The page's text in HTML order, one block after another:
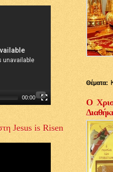
00:00
Jesus is Risen
Θέματα:
Ο